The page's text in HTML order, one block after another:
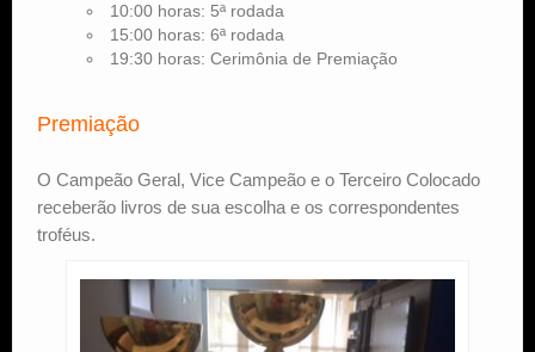
10:00 horas: 5ª rodada
15:00 horas: 6ª rodada
19:30 horas: Cerimônia de Premiação
Premiação
O Campeão Geral, Vice Campeão e o Terceiro Colocado
receberão livros de sua escolha e os correspondentes
troféus.